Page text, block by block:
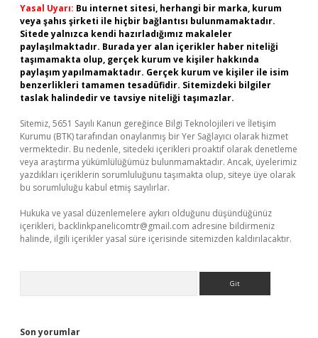
Yasal Uyarı: Bu internet sitesi, herhangi bir marka, kurum
veya şahıs şirketi ile hiçbir bağlantısı bulunmamaktadır.
Sitede yalnızca kendi hazırladığımız makaleler
paylaşılmaktadır. Burada yer alan içerikler haber niteliği
taşımamakta olup, gerçek kurum ve kişiler hakkında
paylaşım yapılmamaktadır. Gerçek kurum ve kişiler ile isim
benzerlikleri tamamen tesadüfidir. Sitemizdeki bilgiler
taslak halindedir ve tavsiye niteliği taşımazlar.
Sitemiz, 5651 Sayılı Kanun gereğince Bilgi Teknolojileri ve İletişim
Kurumu (BTK) tarafından onaylanmış bir Yer Sağlayıcı olarak hizmet
vermektedir. Bu nedenle, sitedeki içerikleri proaktif olarak denetleme
veya araştırma yükümlülüğümüz bulunmamaktadır. Ancak, üyelerimiz
yazdıkları içeriklerin sorumluluğunu taşımakta olup, siteye üye olarak
bu sorumluluğu kabul etmiş sayılırlar.
Hukuka ve yasal düzenlemelere aykırı olduğunu düşündüğünüz
içerikleri, backlinkpanelicomtr@gmail.com adresine bildirmeniz
halinde, ilgili içerikler yasal süre içerisinde sitemizden kaldırılacaktır.
Son yorumlar